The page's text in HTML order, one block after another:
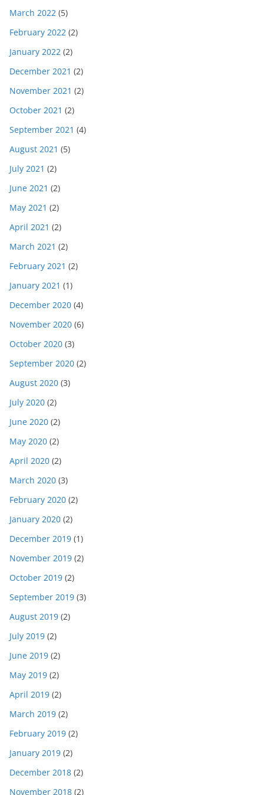
March 2022 (5)
February 2022 (2)
January 2022 (2)
December 2021 (2)
November 2021 (2)
October 2021 (2)
September 2021 (4)
August 2021 (5)
July 2021 (2)
June 2021 (2)
May 2021 (2)
April 2021 (2)
March 2021 (2)
February 2021 (2)
January 2021 (1)
December 2020 (4)
November 2020 (6)
October 2020 (3)
September 2020 (2)
August 2020 (3)
July 2020 (2)
June 2020 (2)
May 2020 (2)
April 2020 (2)
March 2020 (3)
February 2020 (2)
January 2020 (2)
December 2019 (1)
November 2019 (2)
October 2019 (2)
September 2019 (3)
August 2019 (2)
July 2019 (2)
June 2019 (2)
May 2019 (2)
April 2019 (2)
March 2019 (2)
February 2019 (2)
January 2019 (2)
December 2018 (2)
November 2018 (2)